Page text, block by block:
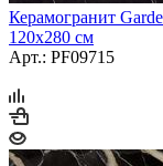
Керамогранит
120x280 см
Арт.: PF09715